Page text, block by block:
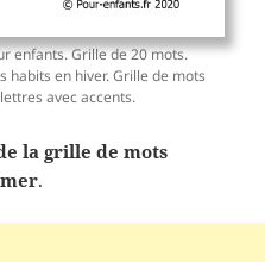
enfants. Grille de 20 mots.
habits en hiver. Grille de mots
avec accents.
la grille de mots
.